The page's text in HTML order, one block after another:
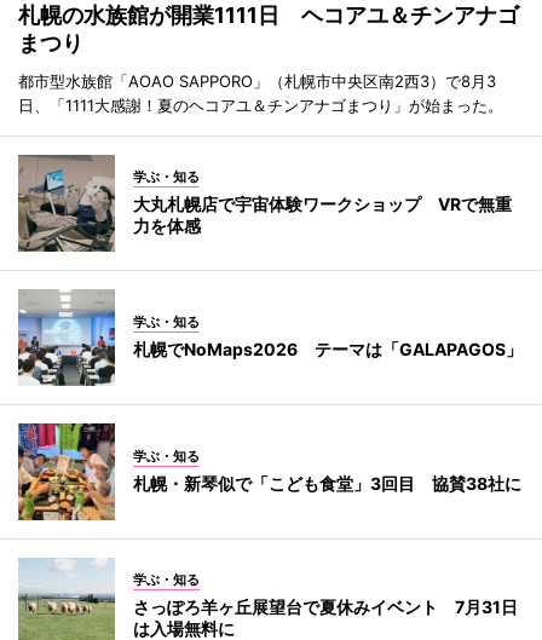
札幌の水族館が開業1111日 ヘコアユ＆チンアナゴ
まつり
都市型水族館「AOAO SAPPORO」（札幌市中央区南2西3）で8月3
日、「1111大感謝！夏のヘコアユ＆チンアナゴまつり」が始まった。
学ぶ・知る
大丸札幌店で宇宙体験ワークショップ VRで無重
力を体感
学ぶ・知る
札幌でNoMaps2026 テーマは「GALAPAGOS」
学ぶ・知る
札幌・新琴似で「こども食堂」3回目 協賛38社に
学ぶ・知る
さっぽろ羊ヶ丘展望台で夏休みイベント 7月31日
は入場無料に